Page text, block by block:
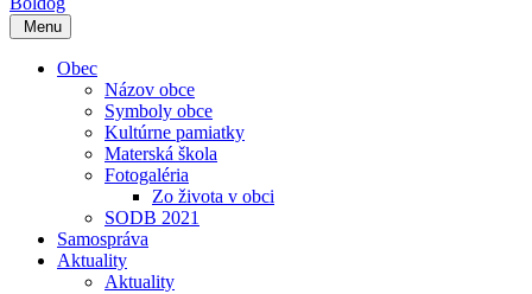
Menu
Obec
Názov obce
Symboly obce
Kultúrne pamiatky
Materská škola
Fotogaléria
Zo života v obci
SODB 2021
Samospráva
Aktuality
Aktuality